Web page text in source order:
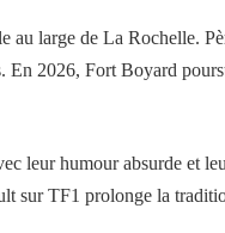
large de La Rochelle.
En 2026, Fort Boyard
leur humour absurde et
sur TF1 prolonge la